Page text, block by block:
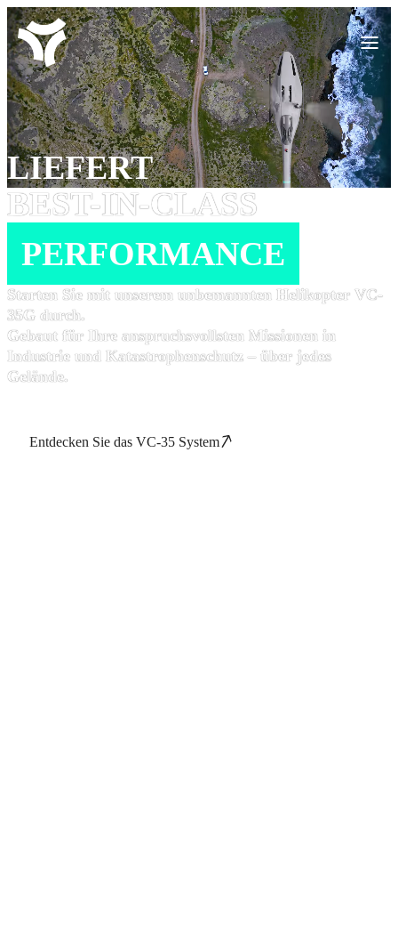
Zum
Hauptinhalt
springen
LIEFERT
PERFORMANCE
Starten Sie mit unserem unbemannten Helikopter VC-
35G durch.
Gebaut für Ihre anspruchsvollsten Missionen in
Industrie und Katastrophenschutz – über jedes
Gelände.
Entdecken Sie das VC-35 System